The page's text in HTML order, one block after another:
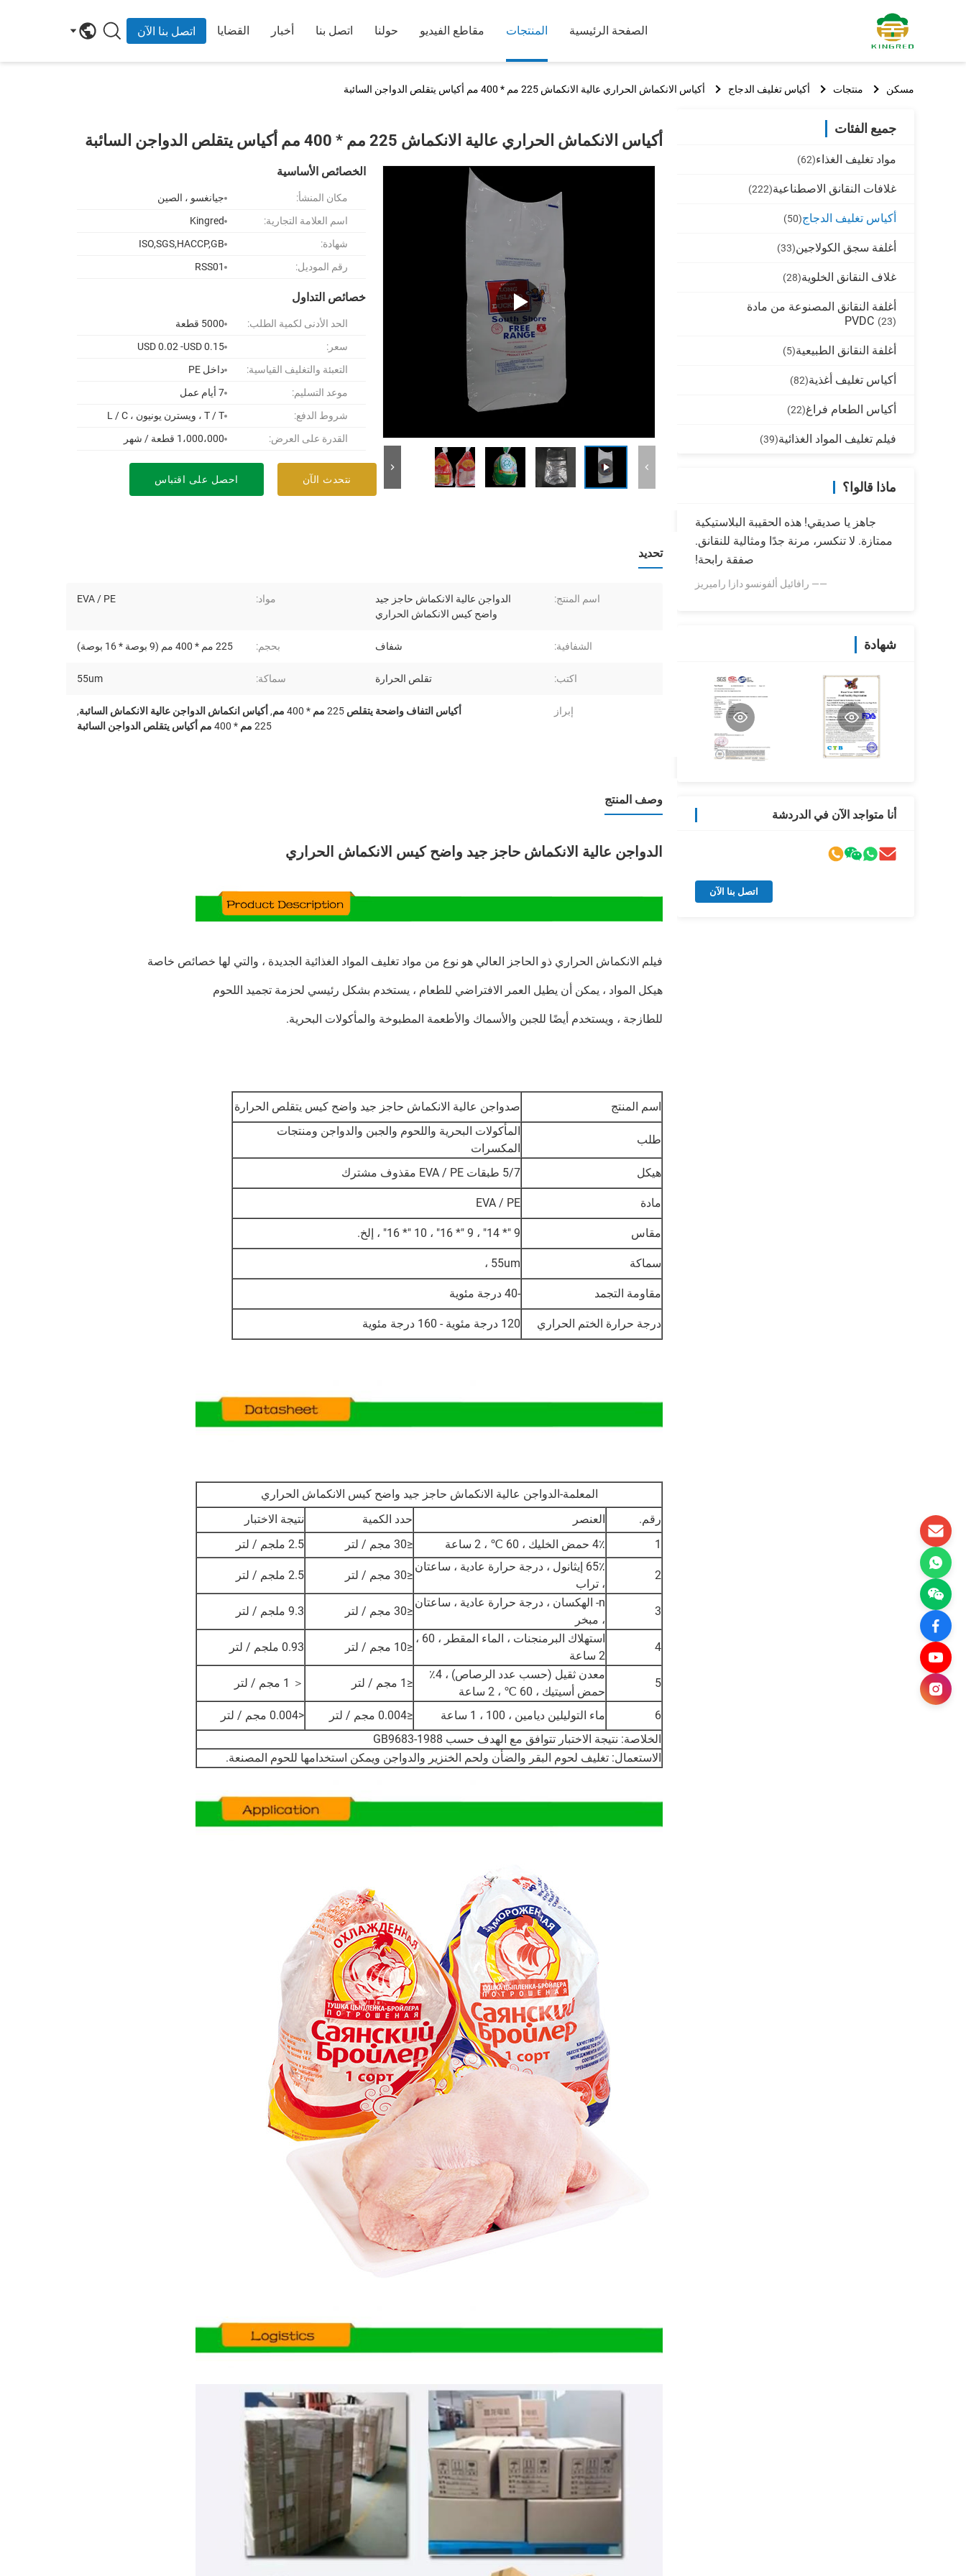
الصفحة الرئيسية المنتجات مقاطع الفيديو حولنا اتصل بنا أخبار القضايا اتصل بنا الآن
مسكن منتجات أكياس تغليف الدجاج أكياس الانكماش الحراري عالية الانكماش 225 مم * 400 مم أكياس يتقلص الدواجن السائبة
جميع الفئات
مواد تغليف الغذاء(62)
غلافات النقانق الاصطناعية(222)
أكياس تغليف الدجاج(50)
أغلفة سجق الكولاجين(33)
غلاف النقانق الخلوية(28)
أغلفة النقانق المصنوعة من مادة
PVDC (23)
أغلفة النقانق الطبيعية(5)
أكياس تغليف أغذية(82)
أكياس الطعام فراغ(22)
فيلم تغليف المواد الغذائية(39)
ماذا قالوا؟
جاهز يا صديقي! هذه الحقيبة البلاستيكية
ممتازة. لا تنكسر، مرنة جدًا ومثالية للنقانق.
صفقة رابحة!
—— رافائيل ألفونسو دازا راميريز
شهادة
أنا متواجد الآن في الدردشة
اتصل بنا الآن
أكياس الانكماش الحراري عالية الانكماش 225 مم * 400 مم أكياس يتقلص الدواجن السائبة
الخصائص الأساسية
مكان المنشأ:
جيانغسو ، الصين
اسم العلامة التجارية:
Kingred
شهادة:
ISO,SGS,HACCP,GB
رقم الموديل:
RSS01
خصائص التداول
الحد الأدنى لكمية الطلب:
5000 قطعة
سعر:
USD 0.02 -USD 0.15
التعبئة والتغليف القياسية:
داخل PE
موعد التسليم:
7 أيام عمل
شروط الدفع:
T / T ، ويسترن يونيون ، L / C
القدرة على العرض:
1،000،000 قطعة / شهر
نتحدث الآن احصل على اقتباس
تحديد
اسم المنتج:
الدواجن عالية الانكماش حاجز جيد
واضح كيس الانكماش الحراري
مواد: EVA / PE
الشفافية: شفاف بحجم: 225 مم * 400 مم (9 بوصة * 16 بوصة)
اكتب: تقلص الحرارة سماكة: 55um
إبراز أكياس التفاف واضحة يتقلص 225 مم * 400 مم , أكياس انكماش الدواجن عالية الانكماش السائبة,
225 مم * 400 مم أكياس يتقلص الدواجن السائبة
وصف المنتج
الدواجن عالية الانكماش حاجز جيد واضح كيس الانكماش الحراري
فيلم الانكماش الحراري ذو الحاجز العالي هو نوع من مواد تغليف المواد الغذائية الجديدة ، والتي لها خصائص خاصة
هيكل المواد ، يمكن أن يطيل العمر الافتراضي للطعام ، يستخدم بشكل رئيسي لحزمة تجميد اللحوم
للطازجة ، ويستخدم أيضًا للجبن والأسماك والأطعمة المطبوخة والمأكولات البحرية.
اسم المنتج صدواجن عالية الانكماش حاجز جيد واضح كيس يتقلص الحرارة
طلب
المأكولات البحرية واللحوم والجبن والدواجن ومنتجات
المكسرات
هيكل
5/7 طبقات EVA / PE مقذوف مشترك
مادة EVA / PE
مقاس 9 "* 14" ، 9 "* 16" ، 10 "* 16" ، إلخ.
سماكة 55um ،
مقاومة التجمد -40 درجة مئوية
درجة حرارة الختم الحراري 120 درجة مئوية - 160 درجة مئوية
المعلمة-الدواجن عالية الانكماش حاجز جيد واضح كيس الانكماش الحراري
رقم.
العنصر حدد الكمية
نتيجة الاختبار
1
4٪ حمض الخليك ، 60 ℃ ، 2 ساعة ≤30 مجم / لتر 2.5 ملجم / لتر
2
65٪ إيثانول ، درجة حرارة عادية ، ساعتان
، تراب
≤30 مجم / لتر 2.5 ملجم / لتر
3
n- الهكسان ، درجة حرارة عادية ، ساعتان
، مبخر
≤30 مجم / لتر 9.3 ملجم / لتر
4
استهلاك البرمنجنات ، الماء المقطر ، 60 ،
2 ساعة
≤10 مجم / لتر 0.93 ملجم / لتر
5
معدن ثقيل (حسب عدد الرصاص) ، 4٪
حمض أسيتيك ، 60 ℃ ، 2 ساعة
≤1 مجم / لتر ＜ 1 مجم / لتر
6 ماء التوليلين ديامين ، 100 ، 1 ساعة ≤0.004 مجم / لتر
<0.004 مجم / لتر
الخلاصة: نتيجة الاختبار تتوافق مع الهدف حسب GB9683-1988
الاستعمال: تغليف لحوم البقر والضأن ولحم الخنزير والدواجن ويمكن استخدامها للحوم المصنعة.